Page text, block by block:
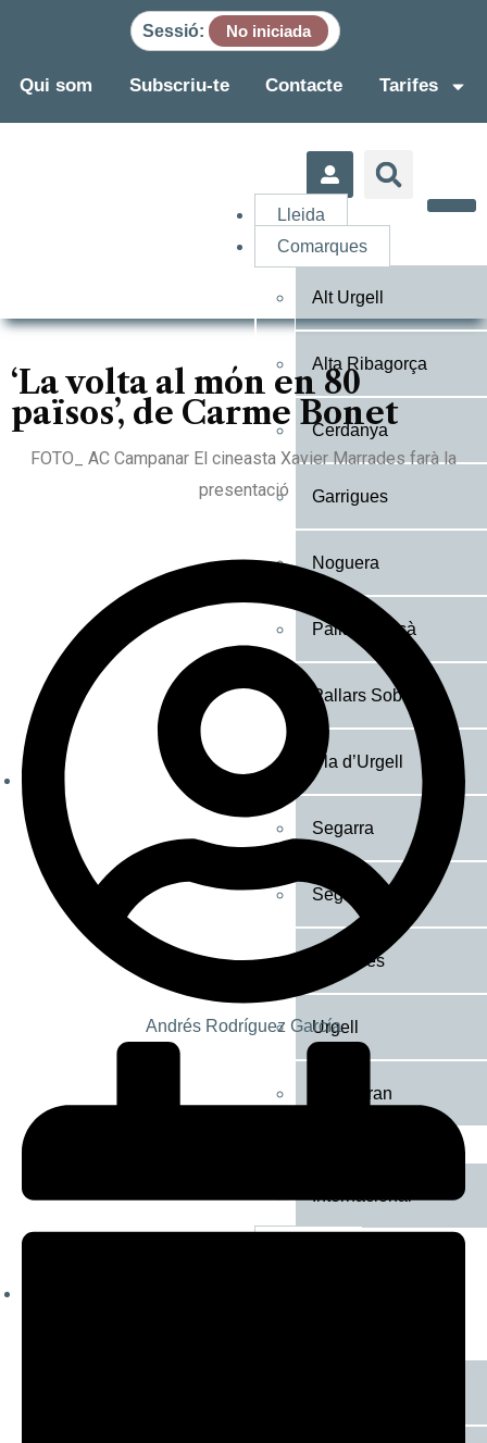
Sessió: No iniciada
Qui som Subscriu-te Contacte Tarifes
Lleida
Comarques
Alt Urgell
Alta Ribagorça
Cerdanya
Garrigues
Noguera
Pallars Jussà
Pallars Sobirà
Pla d’Urgell
Segarra
Segrià
Solsonès
Urgell
Val d’Aran
Internacional
‘La volta al món en 80
països’, de Carme Bonet
FOTO_ AC Campanar El cineasta Xavier Marrades farà la
presentació
Andrés Rodríguez García